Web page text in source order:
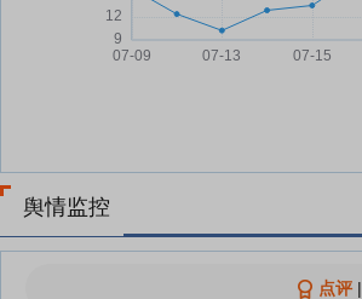
舆情监控
点评|